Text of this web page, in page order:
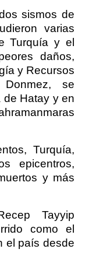
sismos de
varias
Turquía y el
daños,
y Recursos
se
de Hatay y en
Turquía,
epicentros,
y más
Tayyip
como el
el país desde